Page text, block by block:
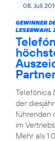
08. Juli
GEWINNER
LESERWAHL
Telefónica
der
führenden
im
Mehr als